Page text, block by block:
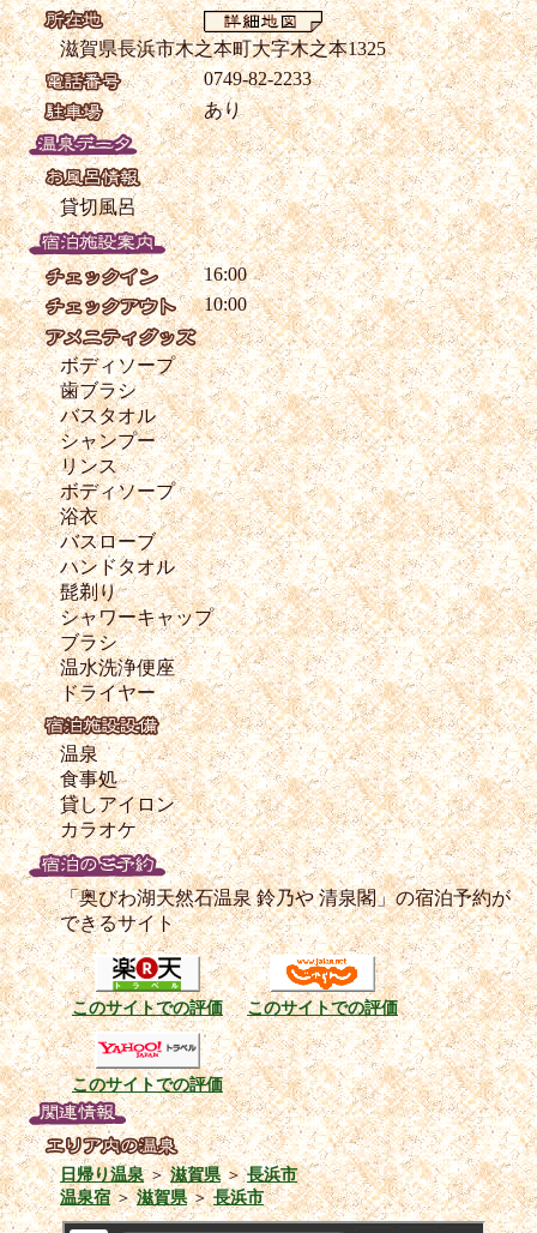
滋賀県長浜市木之本町大字木之本1325
0749-82-2233
あり
貸切風呂
16:00
10:00
ボディソープ
歯ブラシ
バスタオル
シャンプー
リンス
ボディソープ
浴衣
バスローブ
ハンドタオル
髭剃り
シャワーキャップ
ブラシ
温水洗浄便座
ドライヤー
温泉
食事処
貸しアイロン
カラオケ
「奥びわ湖天然石温泉 鈴乃や 清泉閣」の宿泊予約が
できるサイト
このサイトでの評価 このサイトでの評価
このサイトでの評価
日帰り温泉＞滋賀県＞長浜市
温泉宿＞滋賀県＞長浜市